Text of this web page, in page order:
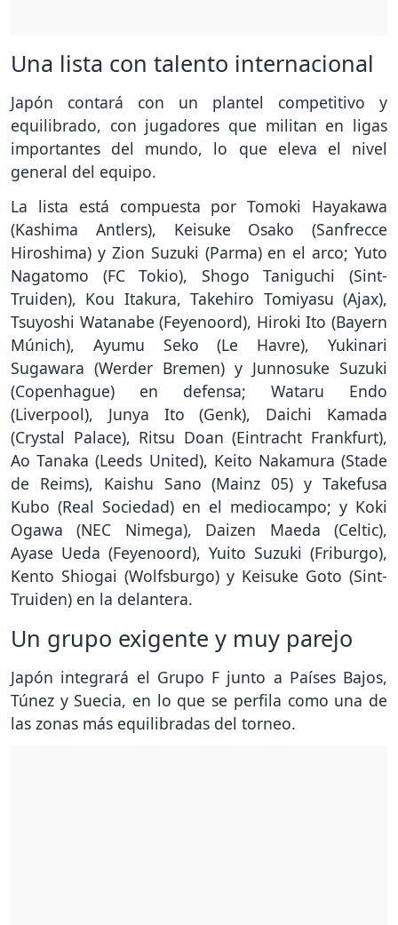
Una lista con talento internacional
Japón contará con un plantel competitivo y
equilibrado, con jugadores que militan en ligas
importantes del mundo, lo que eleva el nivel
general del equipo.
La lista está compuesta por Tomoki Hayakawa
(Kashima Antlers), Keisuke Osako (Sanfrecce
Hiroshima) y Zion Suzuki (Parma) en el arco; Yuto
Nagatomo (FC Tokio), Shogo Taniguchi (Sint-
Truiden), Kou Itakura, Takehiro Tomiyasu (Ajax),
Tsuyoshi Watanabe (Feyenoord), Hiroki Ito (Bayern
Múnich), Ayumu Seko (Le Havre), Yukinari
Sugawara (Werder Bremen) y Junnosuke Suzuki
(Copenhague) en defensa; Wataru Endo
(Liverpool), Junya Ito (Genk), Daichi Kamada
(Crystal Palace), Ritsu Doan (Eintracht Frankfurt),
Ao Tanaka (Leeds United), Keito Nakamura (Stade
de Reims), Kaishu Sano (Mainz 05) y Takefusa
Kubo (Real Sociedad) en el mediocampo; y Koki
Ogawa (NEC Nimega), Daizen Maeda (Celtic),
Ayase Ueda (Feyenoord), Yuito Suzuki (Friburgo),
Kento Shiogai (Wolfsburgo) y Keisuke Goto (Sint-
Truiden) en la delantera.
Un grupo exigente y muy parejo
Japón integrará el Grupo F junto a Países Bajos,
Túnez y Suecia, en lo que se perfila como una de
las zonas más equilibradas del torneo.